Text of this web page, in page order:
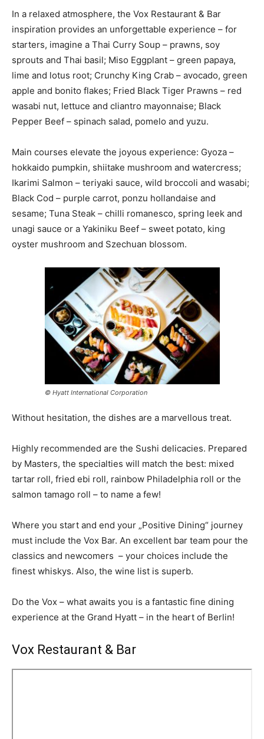
In a relaxed atmosphere, the Vox Restaurant & Bar
inspiration provides an unforgettable experience – for
starters, imagine a Thai Curry Soup – prawns, soy
sprouts and Thai basil; Miso Eggplant – green papaya,
lime and lotus root; Crunchy King Crab – avocado, green
apple and bonito flakes; Fried Black Tiger Prawns – red
wasabi nut, lettuce and cliantro mayonnaise; Black
Pepper Beef – spinach salad, pomelo and yuzu.
Main courses elevate the joyous experience: Gyoza –
hokkaido pumpkin, shiitake mushroom and watercress;
Ikarimi Salmon – teriyaki sauce, wild broccoli and wasabi;
Black Cod – purple carrot, ponzu hollandaise and
sesame; Tuna Steak – chilli romanesco, spring leek and
unagi sauce or a Yakiniku Beef – sweet potato, king
oyster mushroom and Szechuan blossom.
© Hyatt International Corporation
Without hesitation, the dishes are a marvellous treat.
Highly recommended are the Sushi delicacies. Prepared
by Masters, the specialties will match the best: mixed
tartar roll, fried ebi roll, rainbow Philadelphia roll or the
salmon tamago roll – to name a few!
Where you start and end your „Positive Dining“ journey
must include the Vox Bar. An excellent bar team pour the
classics and newcomers – your choices include the
finest whiskys. Also, the wine list is superb.
Do the Vox – what awaits you is a fantastic fine dining
experience at the Grand Hyatt – in the heart of Berlin!
Vox Restaurant & Bar